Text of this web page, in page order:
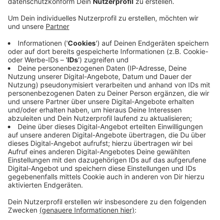
Über ein Jahr ist das jetzt so. Doch Anwohnerin Janine
Schultz ärgert sich immer noch über rasante
Überholmanöver und wünscht sich ein Hinweisschild
aus Richtung Lüdinghausen. Die Kreispolizei sagt dazu
im Gespräch mit Radio Kiepenkerl: Brenzlige
Situationen habe es früher vor allem mit
Linksabbiegern zum Schliekerpark gegeben. Das
Hinweisschild aus Richtung Lüdinghausen sei deshalb
sinnvoll. Probleme mit Rechtsabbieger aus der
Gegenrichtung ohne Schild seien bislang nicht
aufgefallen. Trotzdem: Sie verspricht den Bereich
ganz genau zu beobachten. Schon jetzt führe fast
jede Streifenfahrt hier entlang und es gebe
regelmäßig Tempo-Kontrollen.